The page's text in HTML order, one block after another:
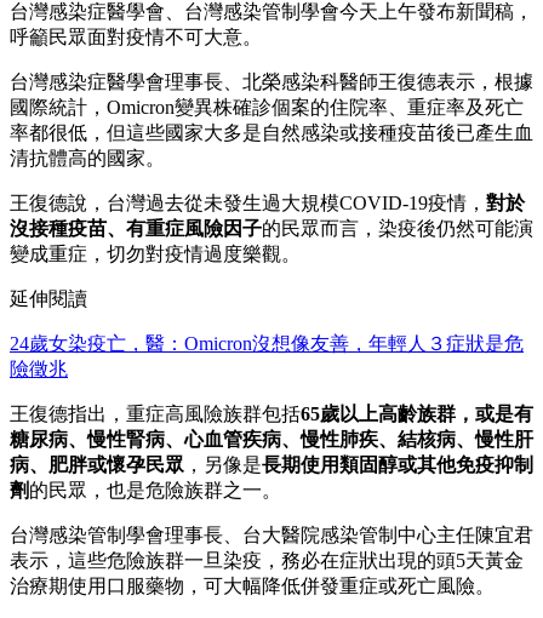
台灣感染症醫學會、台灣感染管制學會今天上午發布新聞稿，
呼籲民眾面對疫情不可大意。
台灣感染症醫學會理事長、北榮感染科醫師王復德表示，根據
國際統計，Omicron變異株確診個案的住院率、重症率及死亡
率都很低，但這些國家大多是自然感染或接種疫苗後已產生血
清抗體高的國家。
王復德說，台灣過去從未發生過大規模COVID-19疫情， 對於
沒接種疫苗、有重症風險因子的民眾而言，染疫後仍然可能演
變成重症，切勿對疫情過度樂觀。
延伸閱讀
24歲女染疫亡，醫：Omicron沒想像友善，年輕人３症狀是危
險徵兆
王復德指出，重症高風險族群包括65歲以上高齡族群，或是有
糖尿病、慢性腎病、心血管疾病、慢性肺疾、結核病、慢性肝
病、肥胖或懷孕民眾 ，另像是長期使用類固醇或其他免疫抑制
劑的民眾，也是危險族群之一。
台灣感染管制學會理事長、台大醫院感染管制中心主任陳宜君
表示，這些危險族群一旦染疫，務必在症狀出現的頭5天黃金
治療期使用口服藥物，可大幅降低併發重症或死亡風險。